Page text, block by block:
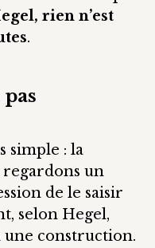
rien n’est
.
simple : la
un
de le saisir
selon Hegel,
une construction.